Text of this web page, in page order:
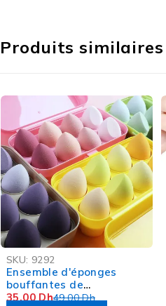
Produits similaires
SKU: 9292
Ensemble d'éponges
bouffantes de
maquillage Box de 8
49,00Dh
35,00 Dh